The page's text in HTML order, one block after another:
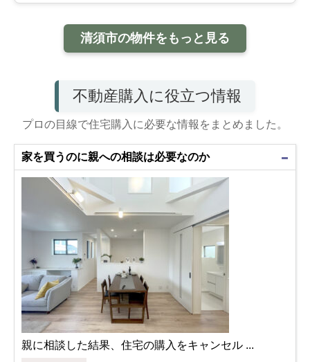
清須市の物件をもっと見る
不動産購入に役立つ情報
プロの目線で住宅購入に必要な情報をまとめました。
家を買うのに親への相談は必要なのか
親に相談した結果、住宅の購入をキャンセル ...